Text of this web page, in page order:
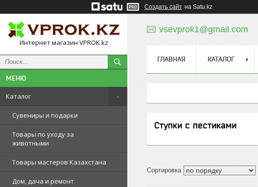
Создать сайт на Satu.kz
Интернет магазин VPROK.kz
Каталог
Сувениры и подарки
Товары по уходу за
животными
Товары мастеров Казахстана
Дом, дача и ремонт
vsevprok1@gmail.com
ГЛАВНАЯ КАТАЛОГ
Ступки с пестиками